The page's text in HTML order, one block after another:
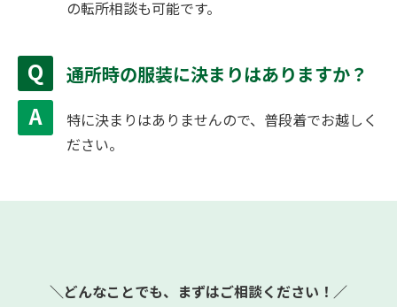
の転所相談も可能です。
通所時の服装に決まりはありますか？
特に決まりはありませんので、普段着でお越しく
ださい。
＼どんなことでも、まずはご相談ください！／